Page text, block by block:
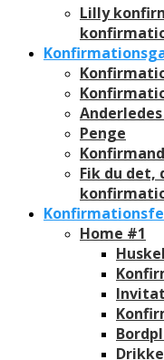
Lilly
Penge
Fik du det,
Home #1